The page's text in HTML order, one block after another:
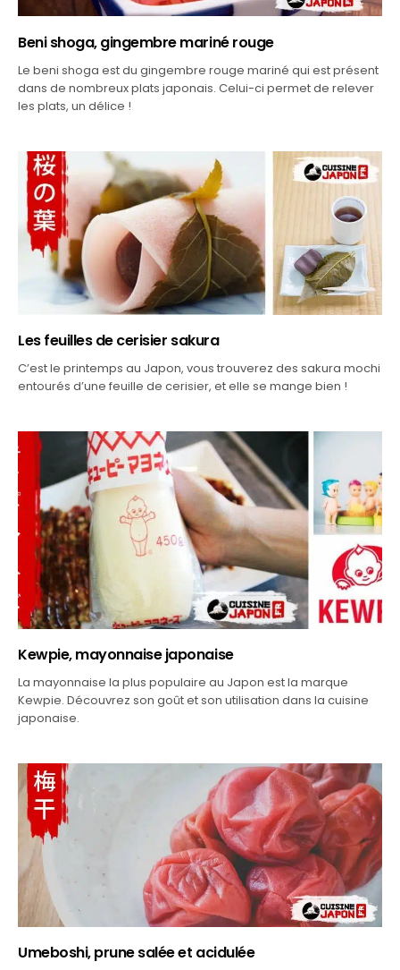
Beni shoga, gingembre mariné rouge
Le beni shoga est du gingembre rouge mariné qui est présent
dans de nombreux plats japonais. Celui-ci permet de relever
les plats, un délice !
Les feuilles de cerisier sakura
C’est le printemps au Japon, vous trouverez des sakura mochi
entourés d’une feuille de cerisier, et elle se mange bien !
Kewpie, mayonnaise japonaise
La mayonnaise la plus populaire au Japon est la marque
Kewpie. Découvrez son goût et son utilisation dans la cuisine
japonaise.
Umeboshi, prune salée et acidulée